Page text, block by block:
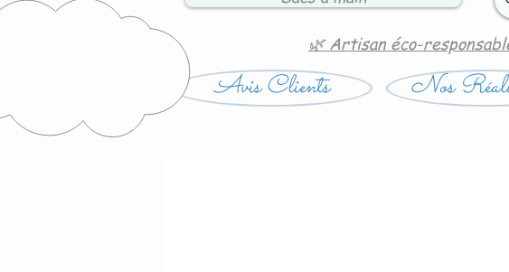
🌿 Artisan éco-
Avis Clients Nos